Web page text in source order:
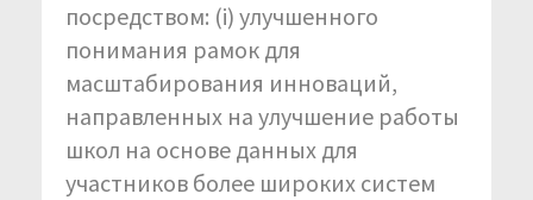
посредством: (i) улучшенного
понимания рамок для
масштабирования инноваций,
направленных на улучшение работы
школ на основе данных для
участников более широких систем